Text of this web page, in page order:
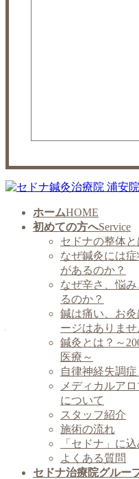
ホームHOME
初めての方へService
セドナの整体と
なぜ鍼灸には
があるのか？
なぜ辛さ、悩
るのか？
鍼は痛い、お
ージはありませ
鍼灸とは？～
医療～
自律神経失調
メディカルア
について
スタッフ紹介
施術の流れ
「セドナ」に
よくある質問
セドナ治療院グルー
更新情報
ブログ
ハイパーナイフEX施
2021年6月5日 / 最終更新日 :
ハイパーナイフ
ハイパーナイフEXを受け
点についてお話しいたし
施術を受けられた方には
が、ハイパーナイフEXの
の食事にも気を付ける必要
なぜ気を付けなくてはい
ければ良いのかをご説明い